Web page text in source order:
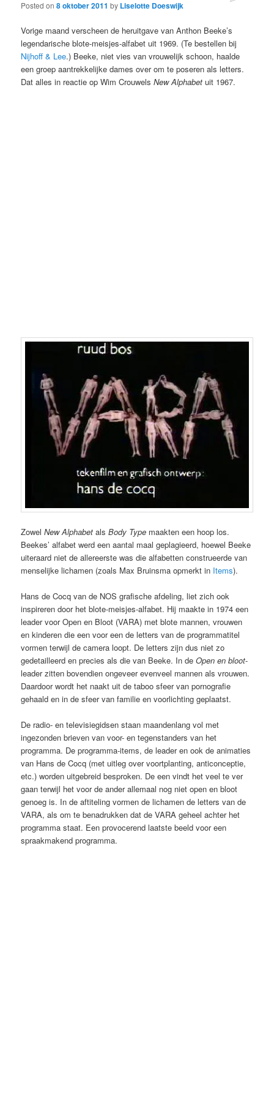
Posted on8 oktober 2011 by Liselotte Doeswijk
Vorige maand verscheen de heruitgave van Anthon Beeke’s
legendarische blote-meisjes-alfabet uit 1969. (Te bestellen bij
Nijhoff & Lee.) Beeke, niet vies van vrouwelijk schoon, haalde
een groep aantrekkelijke dames over om te poseren als letters.
Dat alles in reactie op Wim CrouwelsNew Alphabet uit 1967.
ZowelNew Alphabet alsBody Type maakten een hoop los.
Beekes’ alfabet werd een aantal maal geplagieerd, hoewel Beeke
uiteraard niet de allereerste was die alfabetten construeerde van
menselijke lichamen (zoals Max Bruinsma opmerkt in Items).
Hans de Cocq van de NOS grafische afdeling, liet zich ook
inspireren door het blote-meisjes-alfabet. Hij maakte in 1974 een
leader voor Open en Bloot (VARA) met blote mannen, vrouwen
en kinderen die een voor een de letters van de programmatitel
vormen terwijl de camera loopt. De letters zijn dus niet zo
gedetailleerd en precies als die van Beeke. In deOpen en bloot-
leader zitten bovendien ongeveer evenveel mannen als vrouwen.
Daardoor wordt het naakt uit de taboo sfeer van pornografie
gehaald en in de sfeer van familie en voorlichting geplaatst.
De radio- en televisiegidsen staan maandenlang vol met
ingezonden brieven van voor- en tegenstanders van het
programma. De programma-items, de leader en ook de animaties
van Hans de Cocq (met uitleg over voortplanting, anticonceptie,
etc.) worden uitgebreid besproken. De een vindt het veel te ver
gaan terwijl het voor de ander allemaal nog niet open en bloot
genoeg is. In de aftiteling vormen de lichamen de letters van de
VARA, als om te benadrukken dat de VARA geheel achter het
programma staat. Een provocerend laatste beeld voor een
spraakmakend programma.